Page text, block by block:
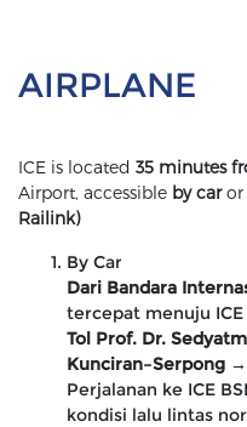
AIRPLANE
ICE is located 35 minutes
Airport, accessible by caror
Railink)
By Car
Dari Bandara
tercepat menuju ICE
Tol Prof. Dr.
Kunciran–Serpong
Perjalanan ke ICE
kondisi lalu lintas